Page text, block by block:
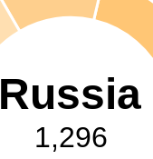
Russia
1,296